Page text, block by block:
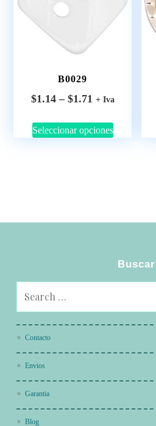
B0029
$1.14 – $1.71 + Iva
Seleccionar opciones
Buscar
Contacto
Envios
Garantia
Blog